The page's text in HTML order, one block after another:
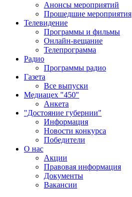
Анонсы мероприятий
Прошедшие мероприятия
Телевидение
Программы и фильмы
Онлайн-вещание
Телепрограмма
Радио
Программы радио
Газета
Все выпуски
Медиацех "450"
Анкета
"Достояние губернии"
Информация
Новости конкурса
Победители
О нас
Акции
Правовая информация
Документы
Вакансии